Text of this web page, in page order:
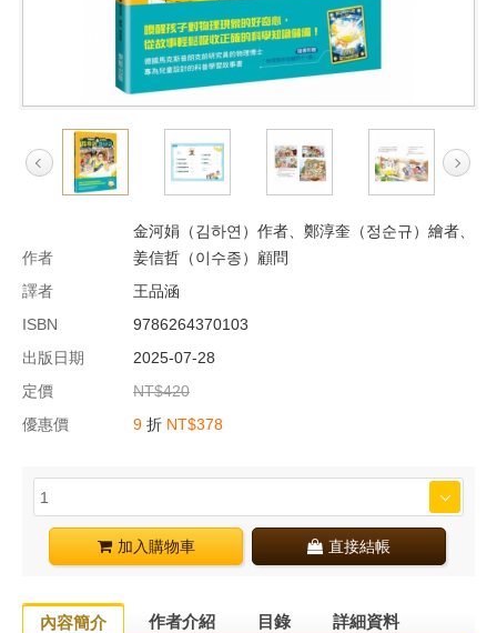
作者
金河娟（김하연）作者、鄭淳奎（정순규）繪者、
姜信哲（이수종）顧問
譯者
王品涵
ISBN
9786264370103
出版日期
2025-07-28
定價
NT$420
優惠價
9 折 NT$378
加入購物車 直接結帳
內容簡介 作者介紹 目錄 詳細資料